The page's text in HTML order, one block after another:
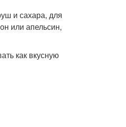
и сахара, для
или апельсин,
как вкусную